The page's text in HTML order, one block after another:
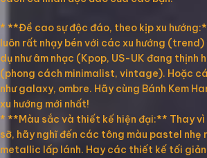
* **Đề cao sự độc đáo, theo kịp xu
luôn rất nhạy bén với các xu hướng
dụ như âm nhạc (Kpop, US-UK đang thịnh
(phong cách minimalist, vintage). Hoặc
như galaxy, ombre. Hãy cùng Bánh Kem
xu hướng mới nhất!
* **Màu sắc và thiết kế hiện đại:** Thay vì
sỡ, hãy nghĩ đến các tông màu pastel nhẹ
metallic lấp lánh. Hay các thiết kế tối